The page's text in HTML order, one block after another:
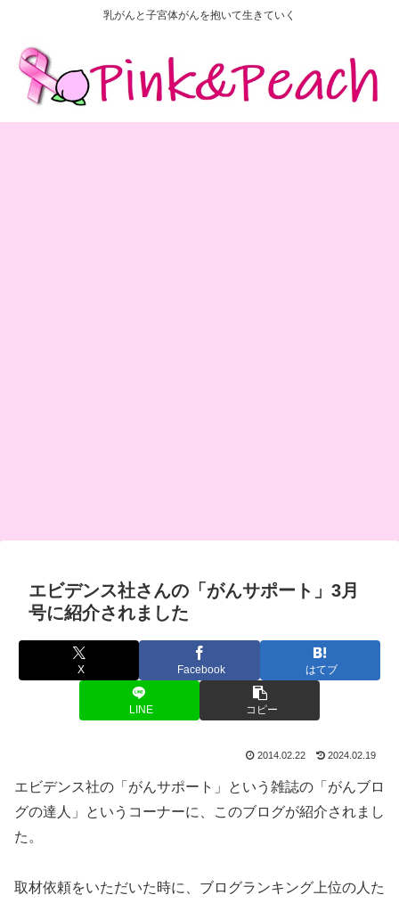
乳がんと子宮体がんを抱いて生きていく
エビデンス社さんの「がんサポート」3月
号に紹介されました
X Facebook はてブ
LINE コピー
2014.02.22 2024.02.19
エビデンス社の「がんサポート」という雑誌の「がんブロ
グの達人」というコーナーに、このブログが紹介されまし
た。
取材依頼をいただいた時に、ブログランキング上位の人た